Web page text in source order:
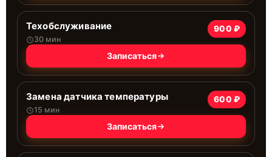
Техобслуживание
30 мин
900 ₽
Записаться
Замена датчика температуры
15 мин
600 ₽
Записаться